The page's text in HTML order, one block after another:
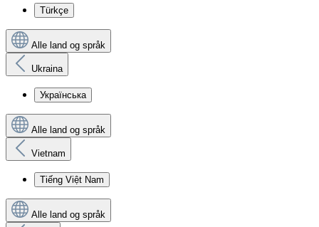
Türkçe
Alle land og språk
Ukraina
Українська
Alle land og språk
Vietnam
Tiếng Việt Nam
Alle land og språk